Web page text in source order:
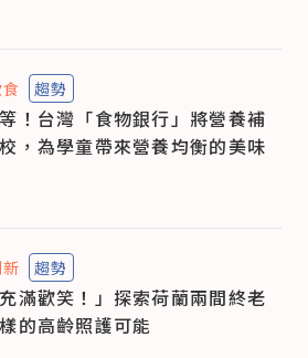
趨勢
！台灣「食物銀行」將營養補
，為學童帶來營養均衡的美味
趨勢
滿歡笑！」探索荷蘭兩間終老
的高齡照護可能